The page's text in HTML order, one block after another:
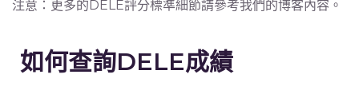
注意：更多的DELE評分標準細節請參考我們的博客內容。
如何查詢DELE成績